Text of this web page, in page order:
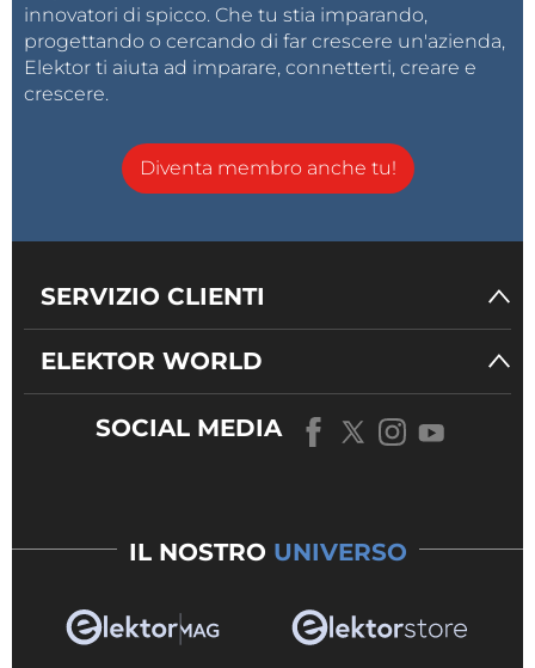
innovatori di spicco. Che tu stia imparando,
progettando o cercando di far crescere un'azienda,
Elektor ti aiuta ad imparare, connetterti, creare e
crescere.
Diventa membro anche tu!
SERVIZIO CLIENTI
ELEKTOR WORLD
SOCIAL MEDIA
IL NOSTRO UNIVERSO